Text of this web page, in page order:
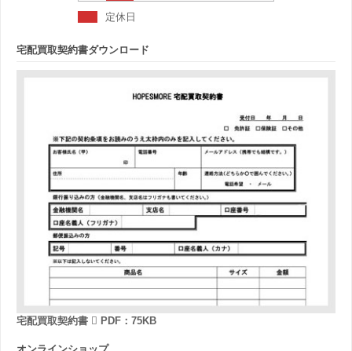
定休日
宅配買取契約書ダウンロード
宅配買取契約書 PDF：75KB